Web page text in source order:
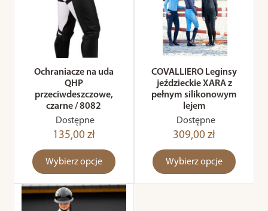
Ochraniacze na uda
QHP
przeciwdeszczowe,
czarne / 8082
Dostępne
135,00 zł
Wybierz opcje
COVALLIERO Leginsy
jeździeckie XARA z
pełnym silikonowym
lejem
Dostępne
309,00 zł
Wybierz opcje